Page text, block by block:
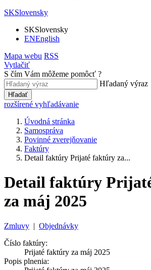
SKSlovensky
SKSlovensky
ENEnglish
Mapa webu RSS
Vytlačiť
S čím Vám môžeme pomôcť ?
Hľadaný výraz
Hľadať
rozšírené vyhľadávanie
Úvodná stránka
Samospráva
Povinné zverejňovanie
Faktúry
Detail faktúry Prijaté faktúry za...
Detail faktúry
za máj 2025
Zmluvy | Objednávky
Číslo faktúry:
Prijaté faktúry za máj 2025
Popis plnenia: